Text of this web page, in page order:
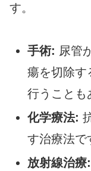
す。
手術: 尿管
瘍を切除す
行うことも
化学療法:
す治療法で
放射線治療: